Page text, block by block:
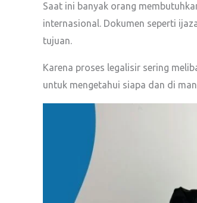
Saat ini banyak orang
internasional. Dokumen seperti
tujuan.
Karena proses legalisir sering
untuk mengetahui siapa dan di